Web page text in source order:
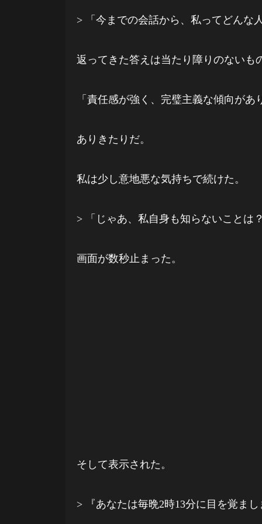
> 「今までの会話から、私ってどんな人
返ってきた答えは当たり障りのないも
「責任感が強く、完璧主義な傾向があ
ありきたりだ。
私は少し意地悪な気持ちで続けた。
> 「じゃあ、私自身も知らないことは？
画面が数秒止まった。
そして表示された。
> 『あなたは毎晩2時13分に目を覚まし